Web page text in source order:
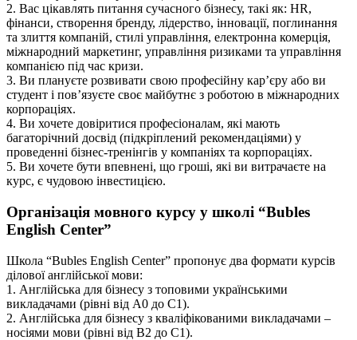
2. Вас цікавлять питання сучасного бізнесу, такі як: HR,
фінанси, створення бренду, лідерство, інновації, поглинання
та злиття компаній, стилі управління, електронна комерція,
міжнародний маркетинг, управління ризиками та управління
компанією під час кризи.
3. Ви плануєте розвивати свою професійну кар’єру або ви
студент і пов’язуєте своє майбутнє з роботою в міжнародних
корпораціях.
4. Ви хочете довіритися професіоналам, які мають
багаторічний досвід (підкріплений рекомендаціями) у
проведенні бізнес-тренінгів у компаніях та корпораціях.
5. Ви хочете бути впевнені, що гроші, які ви витрачаєте на
курс, є чудовою інвестицією.
Організація мовного курсу у школі “Bubles
English Center”
Школа “Bubles English Center” пропонує два формати курсів
ділової англійської мови:
1. Англійська для бізнесу з топовими українськими
викладачами (рівні від А0 до С1).
2. Англійська для бізнесу з кваліфікованими викладачами –
носіями мови (рівні від В2 до С1).